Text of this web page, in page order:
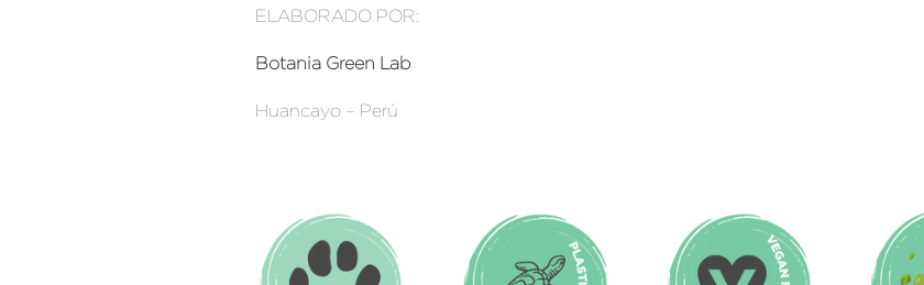
ELABORADO POR:
Botania Green Lab
Huancayo – Perú